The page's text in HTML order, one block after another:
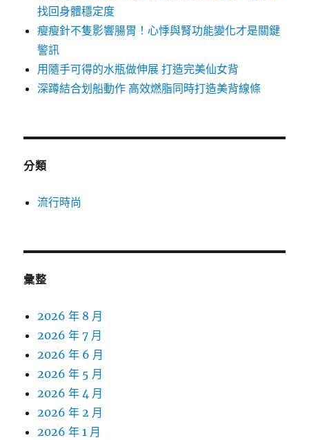
找回身體穩定度
瘦瘦針不隻影響腸胃！心悸與腎功能變化才是關鍵
警訊
用隨手可得的水瓶做伸展 打造完美仙女背
深蹲結合划船動作 高效燃脂同時打造美背線條
分類
流行時尚
彙整
2026 年 8 月
2026 年 7 月
2026 年 6 月
2026 年 5 月
2026 年 4 月
2026 年 2 月
2026 年 1 月